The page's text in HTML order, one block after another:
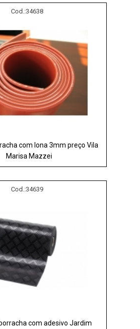
Cod.:34638
com lona 3mm preço Vila
Marisa Mazzei
Cod.:34639
com adesivo Jardim